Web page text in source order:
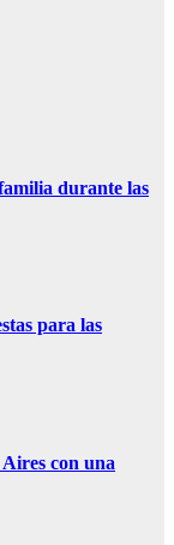
durante las
para las
con una